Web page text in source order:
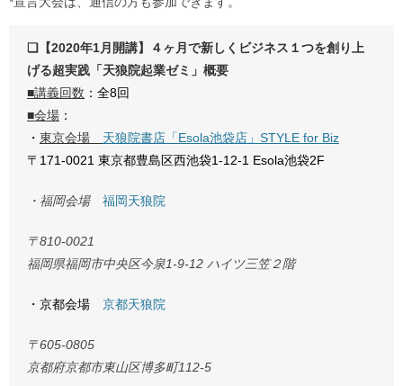
❏【2020年1月開講】４ヶ月で新しくビジネス１つを創り上
げる超実践「天狼院起業ゼミ」概要
■講義回数 ：全8回
■会場 ：
・ 東京会場 天狼院書店「Esola池袋店」STYLE for Biz
〒171-0021 東京都豊島区西池袋1-12-1 Esola池袋2F
・福岡会場 福岡天狼院
〒810-0021
福岡県福岡市中央区今泉1-9-12 ハイツ三笠２階
・京都会場 京都天狼院
〒605-0805
京都府京都市東山区博多町112-5